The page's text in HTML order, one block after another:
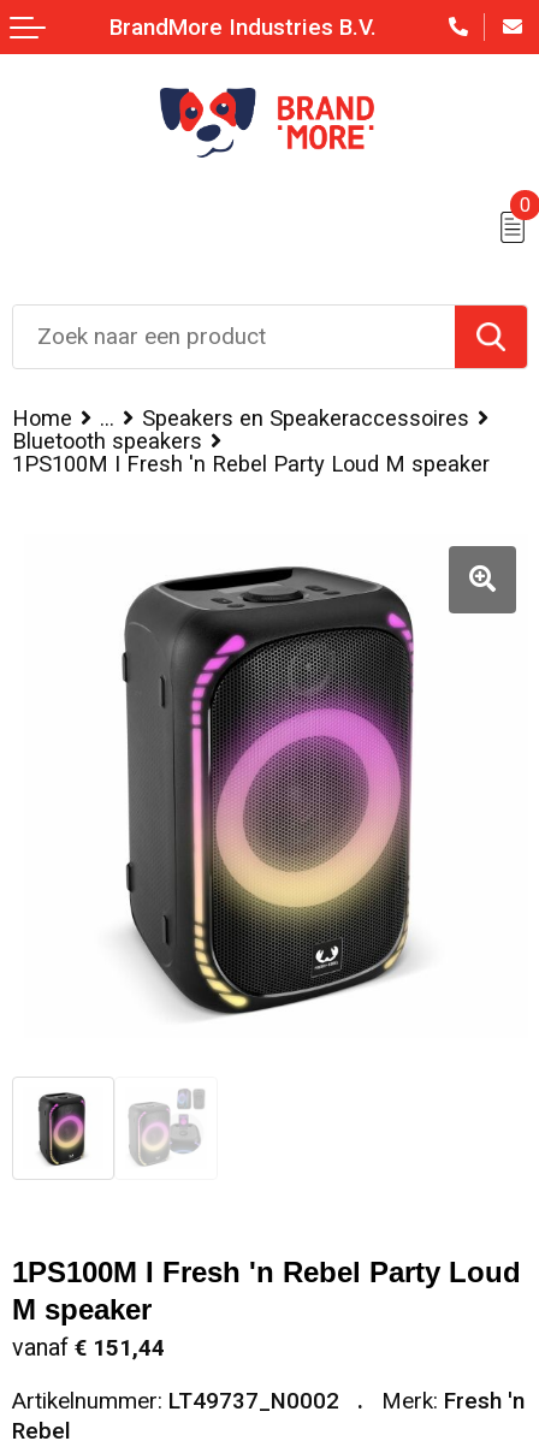
0
BrandMore Industries B.V.
Home ...
Speakers en Speakeraccessoires
Bluetooth speakers
1PS100M I Fresh 'n Rebel Party Loud M speaker
1PS100M I Fresh 'n Rebel Party Loud
M speaker
vanaf € 151,44
Artikelnummer: LT49737_N0002 Merk: Fresh 'n
Rebel